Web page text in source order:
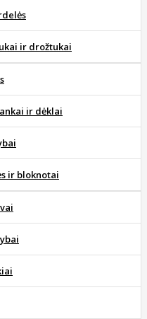
ir drožtukai
ir dėklai
ir bloknotai